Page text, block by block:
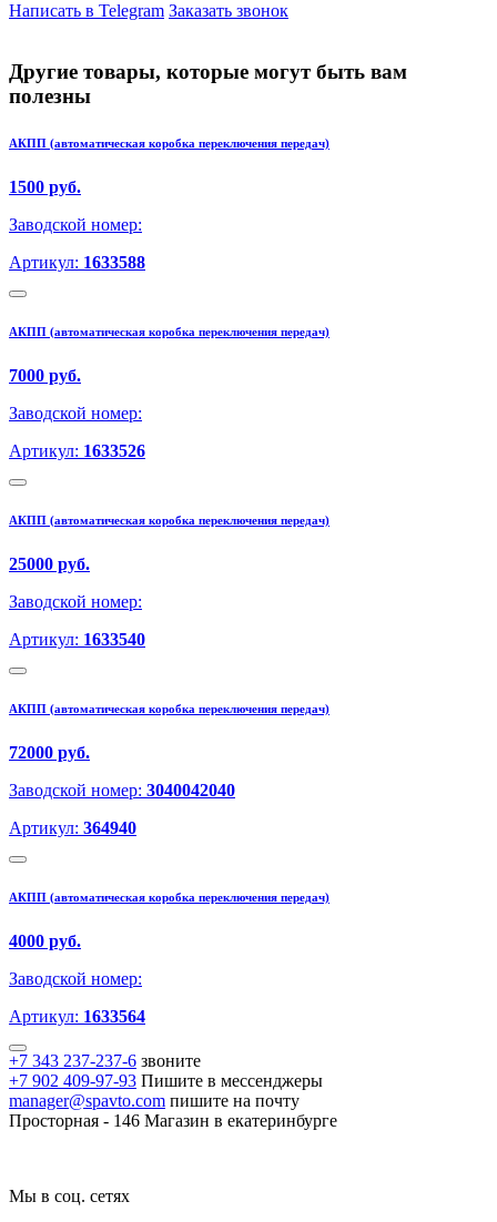
Написать в Telegram Заказать звонок
Другие товары, которые могут быть вам
полезны
АКПП (автоматическая коробка переключения передач)
1500 руб.
Заводской номер:
Артикул: 1633588
АКПП (автоматическая коробка переключения передач)
7000 руб.
Заводской номер:
Артикул: 1633526
АКПП (автоматическая коробка переключения передач)
25000 руб.
Заводской номер:
Артикул: 1633540
АКПП (автоматическая коробка переключения передач)
72000 руб.
Заводской номер: 3040042040
Артикул: 364940
АКПП (автоматическая коробка переключения передач)
4000 руб.
Заводской номер:
Артикул: 1633564
+7 343 237-237-6 звоните
+7 902 409-97-93 Пишите в мессенджеры
manager@spavto.com пишите на почту
Просторная - 146 Магазин в екатеринбурге
Мы в соц. сетях